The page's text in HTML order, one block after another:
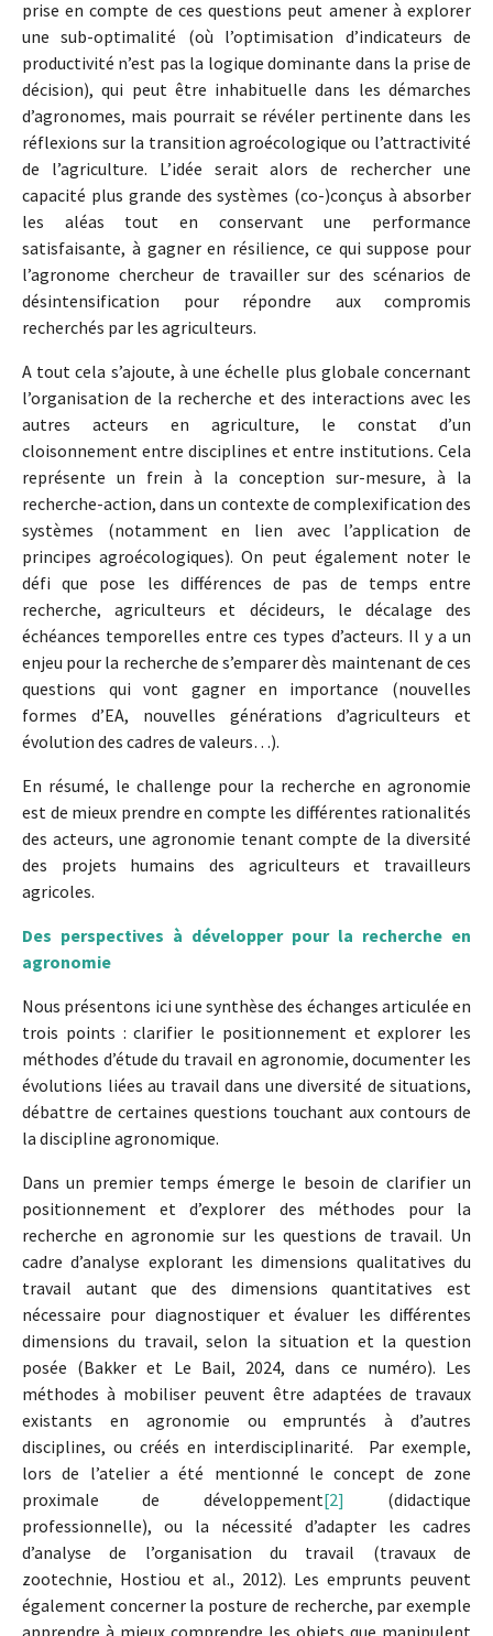
prise en compte de ces questions peut amener à explorer
une sub-optimalité (où l’optimisation d’indicateurs de
productivité n’est pas la logique dominante dans la prise de
décision), qui peut être inhabituelle dans les démarches
d’agronomes, mais pourrait se révéler pertinente dans les
réflexions sur la transition agroécologique ou l’attractivité
de l’agriculture. L’idée serait alors de rechercher une
capacité plus grande des systèmes (co-)conçus à absorber
les aléas tout en conservant une performance
satisfaisante, à gagner en résilience, ce qui suppose pour
l’agronome chercheur de travailler sur des scénarios de
désintensification pour répondre aux compromis
recherchés par les agriculteurs.
A tout cela s’ajoute, à une échelle plus globale concernant
l’organisation de la recherche et des interactions avec les
autres acteurs en agriculture, le constat d’un
cloisonnement entre disciplines et entre institutions. Cela
représente un frein à la conception sur-mesure, à la
recherche-action, dans un contexte de complexification des
systèmes (notamment en lien avec l’application de
principes agroécologiques). On peut également noter le
défi que pose les différences de pas de temps entre
recherche, agriculteurs et décideurs, le décalage des
échéances temporelles entre ces types d’acteurs. Il y a un
enjeu pour la recherche de s’emparer dès maintenant de ces
questions qui vont gagner en importance (nouvelles
formes d’EA, nouvelles générations d’agriculteurs et
évolution des cadres de valeurs…).
En résumé, le challenge pour la recherche en agronomie
est de mieux prendre en compte les différentes rationalités
des acteurs, une agronomie tenant compte de la diversité
des projets humains des agriculteurs et travailleurs
agricoles.
Des perspectives à développer pour la recherche en
agronomie
Nous présentons ici une synthèse des échanges articulée en
trois points : clarifier le positionnement et explorer les
méthodes d’étude du travail en agronomie, documenter les
évolutions liées au travail dans une diversité de situations,
débattre de certaines questions touchant aux contours de
la discipline agronomique.
Dans un premier temps émerge le besoin de clarifier un
positionnement et d’explorer des méthodes pour la
recherche en agronomie sur les questions de travail. Un
cadre d’analyse explorant les dimensions qualitatives du
travail autant que des dimensions quantitatives est
nécessaire pour diagnostiquer et évaluer les différentes
dimensions du travail, selon la situation et la question
posée (Bakker et Le Bail, 2024, dans ce numéro). Les
méthodes à mobiliser peuvent être adaptées de travaux
existants en agronomie ou empruntés à d’autres
disciplines, ou créés en interdisciplinarité. Par exemple,
lors de l’atelier a été mentionné le concept de zone
proximale de développement[2] (didactique
professionnelle), ou la nécessité d’adapter les cadres
d’analyse de l’organisation du travail (travaux de
zootechnie, Hostiou et al., 2012). Les emprunts peuvent
également concerner la posture de recherche, par exemple
apprendre à mieux comprendre les objets que manipulent